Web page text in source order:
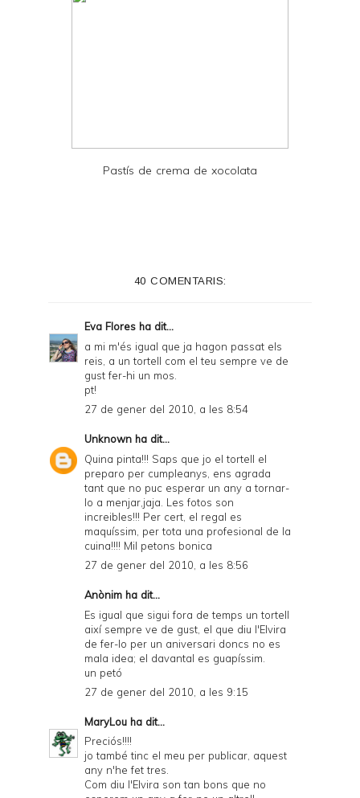
Pastís de crema de xocolata
40 COMENTARIS:
Eva Flores ha dit...
a mi m'és igual que ja hagon passat els
reis, a un tortell com el teu sempre ve de
gust fer-hi un mos.
pt!
27 de gener del 2010, a les 8:54
Unknown ha dit...
Quina pinta!!! Saps que jo el tortell el
preparo per cumpleanys, ens agrada
tant que no puc esperar un any a tornar-
lo a menjar,jaja. Les fotos son
increibles!!! Per cert, el regal es
maquíssim, per tota una profesional de la
cuina!!!! Mil petons bonica
27 de gener del 2010, a les 8:56
Anònim ha dit...
Es igual que sigui fora de temps un tortell
així sempre ve de gust, el que diu l'Elvira
de fer-lo per un aniversari doncs no es
mala idea; el davantal es guapíssim.
un petó
27 de gener del 2010, a les 9:15
MaryLou ha dit...
Preciós!!!!
jo també tinc el meu per publicar, aquest
any n'he fet tres.
Com diu l'Elvira son tan bons que no